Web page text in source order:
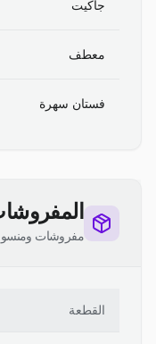
جاكيت
معطف
فستان سهرة
مفروشات
القطعة